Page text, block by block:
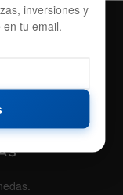
inversiones y
tu email.